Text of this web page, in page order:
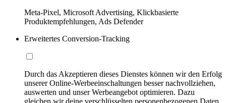
Meta-Pixel, Microsoft Advertising, Klickbasierte
Produktempfehlungen, Ads Defender
Erweitertes Conversion-Tracking
Durch das Akzeptieren dieses Dienstes können wir den Erfolg
unserer Online-Werbeeinschaltungen besser nachvollziehen,
auswerten und unser Werbeangebot optimieren. Dazu
gleichen wir deine verschlüsselten personenbezogenen Daten